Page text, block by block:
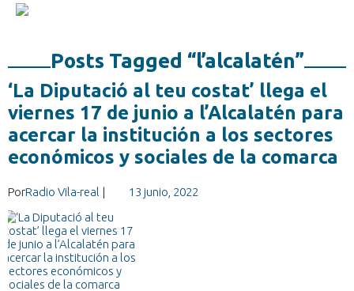
Posts Tagged “l’alcalatén”
‘La Diputació al teu costat’ llega el
viernes 17 de junio a l’Alcalatén para
acercar la institución a los sectores
económicos y sociales de la comarca
PorRadio Vila-real | 13 junio, 2022